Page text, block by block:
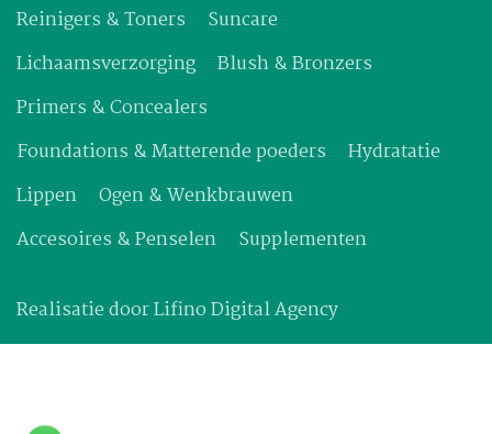
Reinigers & Toners
Suncare
Lichaamsverzorging
Blush & Bronzers
Primers & Concealers
Foundations & Matterende poeders
Hydratatie
Lippen
Ogen & Wenkbrauwen
Accesoires & Penselen
Supplementen
Realisatie doorLifino Digital Agency